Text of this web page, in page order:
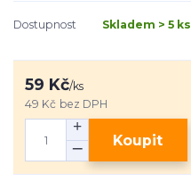
Dostupnost Skladem > 5 ks
59 Kč/ks
49 Kč bez DPH
Koupit